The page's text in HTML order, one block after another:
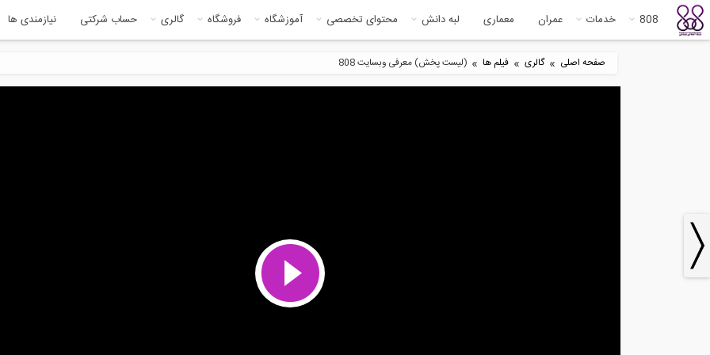
808 خدمات عمران معماری لبه دانش محتوای تخصصی آموزشگاه فروشگاه گالری حساب شرکتی نیازمندی ها
صفحه اصلی » گالری » فیلم ها » (لیست پخش) معرفی وبسایت 808